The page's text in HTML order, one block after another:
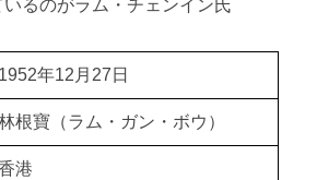
おすすめカンフー映画13選⑬】
寄り道話
るのがラム・チェンイン氏
1952年12月27日
根寶（ラム・ガン・ボウ）
港